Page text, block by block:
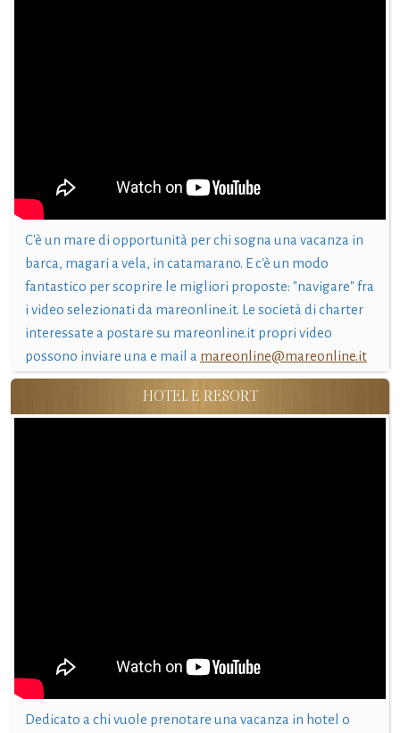
C'è un mare di opportunità per chi sogna una vacanza in
barca, magari a vela, in catamarano. E c'è un modo
fantastico per scoprire le migliori proposte: "navigare" fra
i video selezionati da mareonline.it. Le società di charter
interessate a postare su mareonline.it propri video
possono inviare una e mail a mareonline@mareonline.it
HOTEL E RESORT
Dedicato a chi vuole prenotare una vacanza in hotel o